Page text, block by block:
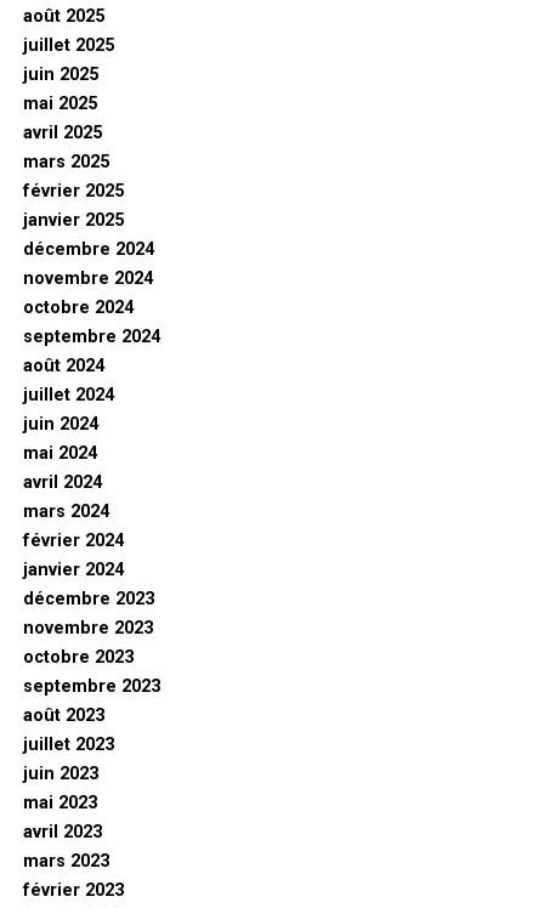
août 2025
juillet 2025
juin 2025
mai 2025
avril 2025
mars 2025
février 2025
janvier 2025
décembre 2024
novembre 2024
octobre 2024
septembre 2024
août 2024
juillet 2024
juin 2024
mai 2024
avril 2024
mars 2024
février 2024
janvier 2024
décembre 2023
novembre 2023
octobre 2023
septembre 2023
août 2023
juillet 2023
juin 2023
mai 2023
avril 2023
mars 2023
février 2023